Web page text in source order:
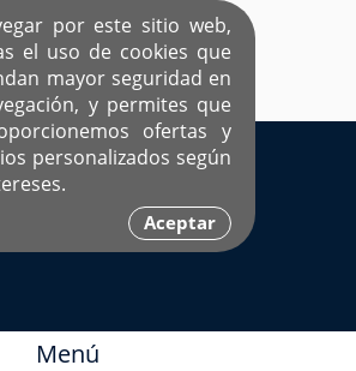
por este sitio web,
el uso de cookies que
mayor seguridad en
y permites que
ofertas y
personalizados según
Aceptar
SITIO DEDICADO A SOLTEROS
HISPANOS COMO TÚ
Ingresa aquí
Menú